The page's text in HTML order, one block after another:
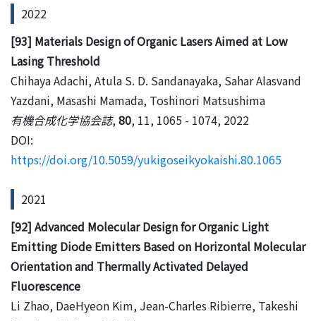
2022
[93] Materials Design of Organic Lasers Aimed at Low
Lasing Threshold
Chihaya Adachi, Atula S. D. Sandanayaka, Sahar Alasvand
Yazdani, Masashi Mamada, Toshinori Matsushima
有機合成化学協会誌,80, 11, 1065 - 1074, 2022
DOI:
https://doi.org/10.5059/yukigoseikyokaishi.80.1065
2021
[92] Advanced Molecular Design for Organic Light
Emitting Diode Emitters Based on Horizontal Molecular
Orientation and Thermally Activated Delayed
Fluorescence
Li Zhao, DaeHyeon Kim, Jean-Charles Ribierre, Takeshi